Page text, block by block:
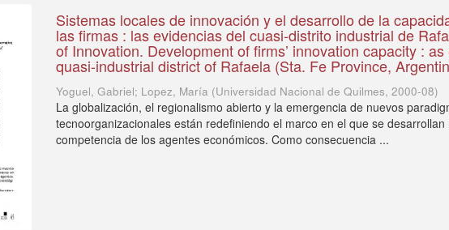
Sistemas locales de innovación y el desarrollo de la
las firmas : las evidencias del cuasi-distrito industrial de
of Innovation. Development of firms’ innovation capacity :
quasi-industrial district of Rafaela (Sta. Fe Province,
Yoguel, Gabriel; Lopez, María (Universidad Nacional de Quilmes,2000-08)
La globalización, el regionalismo abierto y la emergencia de nuevos
tecnoorganizacionales están redefiniendo el marco en el que se
competencia de los agentes económicos. Como consecuencia ...